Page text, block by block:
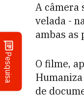
Pesquisa
A câmera
velada -
ambas as
O filme,
de